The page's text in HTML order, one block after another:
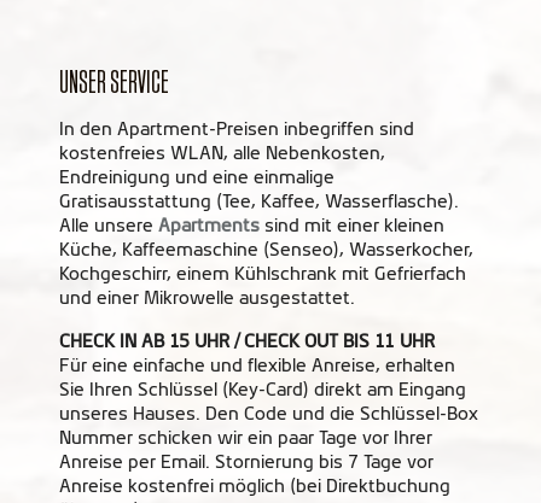
UNSER SERVICE
In den Apartment-Preisen inbegriffen sind
kostenfreies WLAN, alle Nebenkosten,
Endreinigung und eine einmalige
Gratisausstattung (Tee, Kaffee, Wasserflasche).
Alle unsere Apartments sind mit einer kleinen
Küche, Kaffeemaschine (Senseo), Wasserkocher,
Kochgeschirr, einem Kühlschrank mit Gefrierfach
und einer Mikrowelle ausgestattet.
CHECK IN AB 15 UHR / CHECK OUT BIS 11 UHR
Für eine einfache und flexible Anreise, erhalten
Sie Ihren Schlüssel (Key-Card) direkt am Eingang
unseres Hauses. Den Code und die Schlüssel-Box
Nummer schicken wir ein paar Tage vor Ihrer
Anreise per Email. Stornierung bis 7 Tage vor
Anreise kostenfrei möglich (bei Direktbuchung